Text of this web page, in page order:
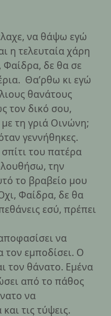
να θάψω εγώ
η τελευταία χάρη
Φαίδρα, δε θα σε
Θα’ρθω κι εγώ
θανάτους
τον δικό σου,
τη γριά Οινώνη;
γεννήθηκες.
του πατέρα
την
το βραβείο μου
Φαίδρα, δε θα
εσύ, πρέπει
να
τον εμποδίσει. Ο
τον θάνατο. Εμένα
από το πάθος
να
τις τύψεις.